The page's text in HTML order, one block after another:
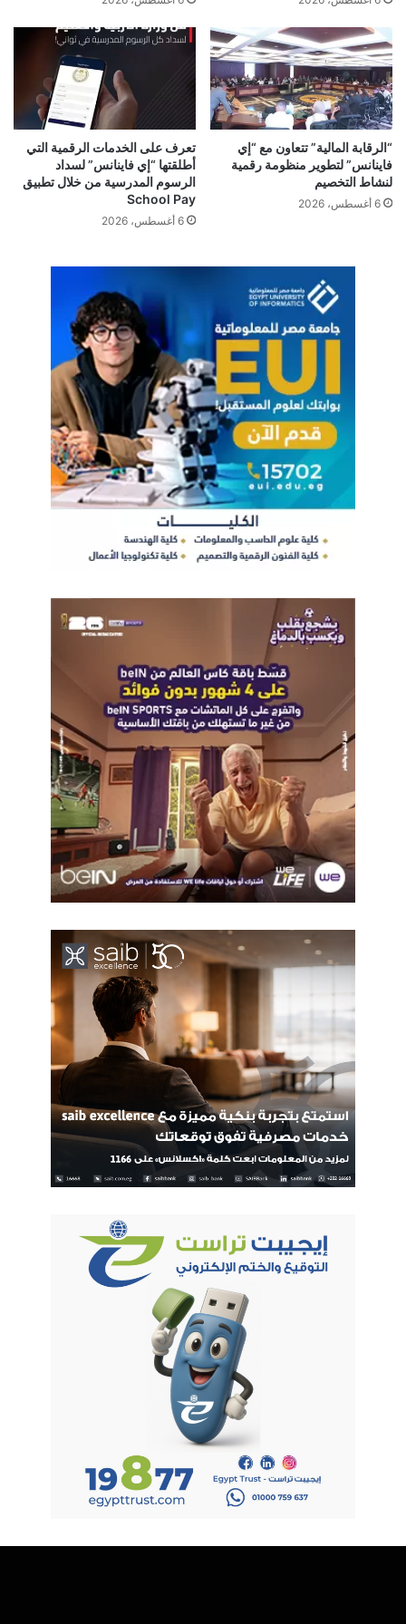
الشمول المالي، وتوسيع نطاق الخدمات الرقمية، وتعزيز كفاءة
وأمان المنظومة المصرفية في مصر بما يتماشى مع المعايير العالمية
للتحول الرقمي.
CIB البنك الاهلي البنك العربي الافريقي
“الرقابة المالية” تتعاون مع “إي
فاينانس” لتطوير منظومة رقمية
لنشاط التخصيم
6 أغسطس، 2026
تعرف على الخدمات الرقمية التي
أطلقتها “إي فاينانس” لسداد
الرسوم المدرسية من خلال تطبيق
School Pay
6 أغسطس، 2026